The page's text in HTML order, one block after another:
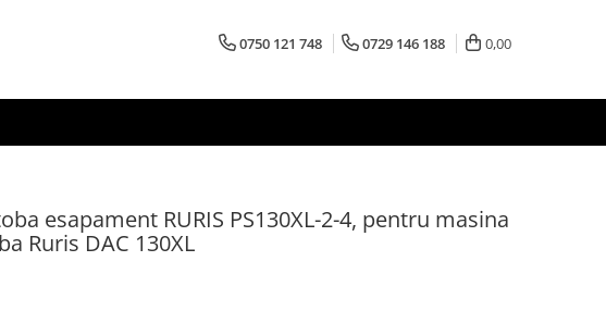
0750 121 748 0729 146 188 0,00
esapament RURIS PS130XL-2-4, pentru masina
Ruris DAC 130XL